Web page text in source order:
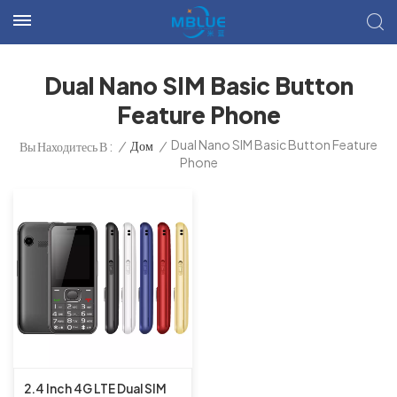
Dual Nano SIM Basic Button
Feature Phone
Вы Находитесь В : / Дом / Dual Nano SIM Basic Button Feature
Phone
2.4 Inch 4G LTE Dual SIM